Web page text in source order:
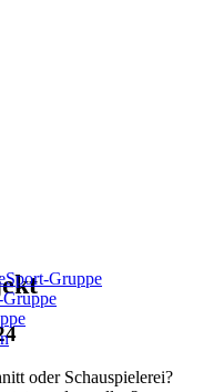
Gruppe
oder Schauspielerei?